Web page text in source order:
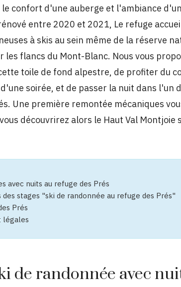
le confort d'une auberge et l'ambiance
entre 2020 et 2021, Le refuge
à skis au sein même de la réserve
les flancs du Mont-Blanc. Nous vous
toile de fond alpestre, de profiter du
soirée, et de passer la nuit dans l'un
Une première remontée mécaniques
découvrirez alors le Haut Val Montjoie
avec nuits au refuge des Prés
stages "ski de randonnée au refuge des Prés"
Prés
légales
de randonnée avec